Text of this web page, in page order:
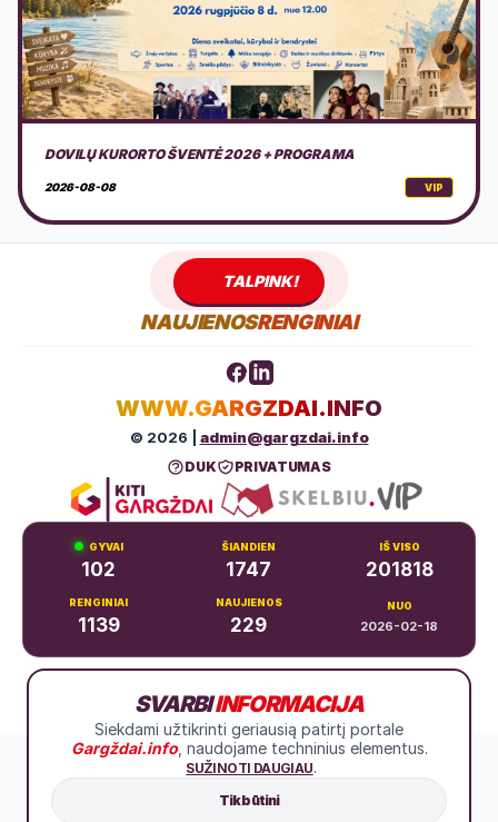
AMERICAN MOTOR FEST 2026
2026-08-08 VIP
TALPINK!
NAUJIENOSRENGINIAI
WWW.GARGZDAI.INFO
© 2026 | admin@gargzdai.info
DUK PRIVATUMAS
GYVAI
102
ŠIANDIEN
1747
IŠ VISO
201818
RENGINIAI
1139
NAUJIENOS
229
NUO
2026-02-18
+370 683 99766
SVARBIINFORMACIJA
Siekdami užtikrinti geriausią patirtį portale
Gargždai.info, naudojame techninius elementus.
SUŽINOTI DAUGIAU.
Tik būtini